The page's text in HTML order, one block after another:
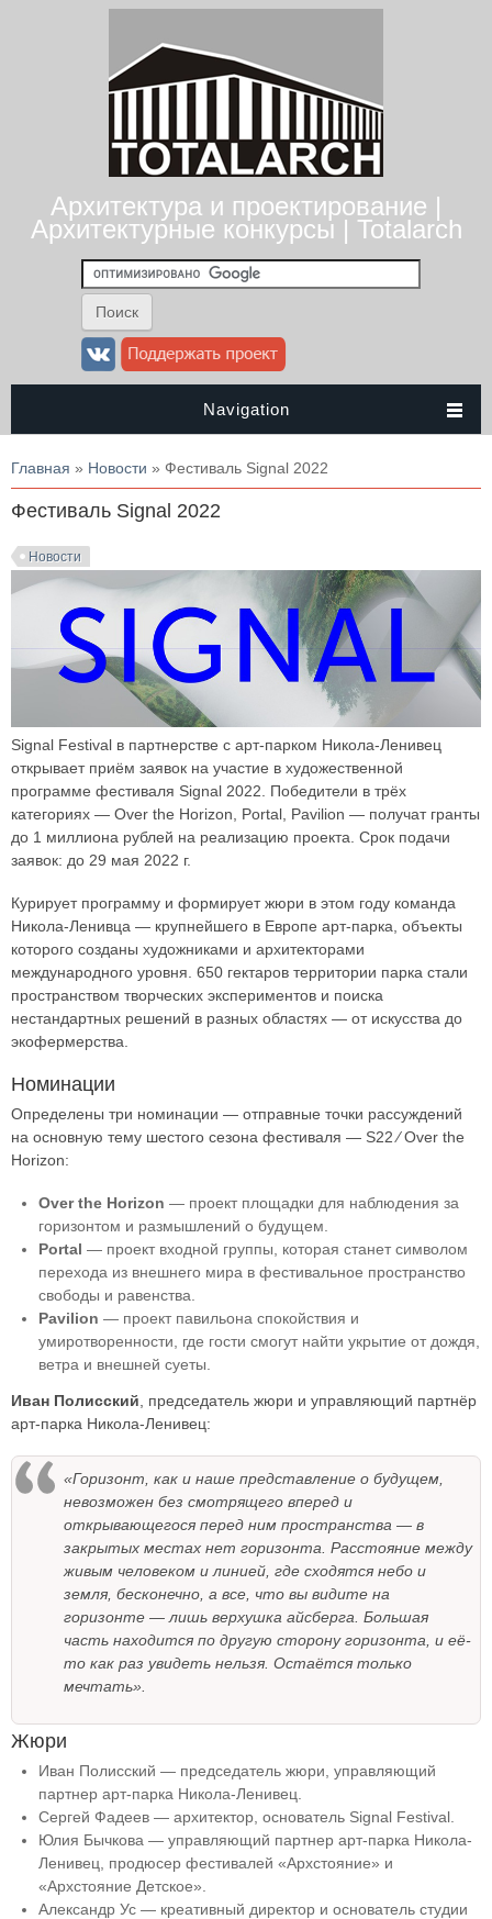
Архитектура и проектирование |
Архитектурные конкурсы | Totalarch
Navigation
Вы здесь
Главная » Новости » Фестиваль Signal 2022
Фестиваль Signal 2022
Новости
Signal Festival в партнерстве с арт-парком Никола-Ленивец
открывает приём заявок на участие в художественной
программе фестиваля Signal 2022. Победители в трёх
категориях — Over the Horizon, Portal, Pavilion — получат гранты
до 1 миллиона рублей на реализацию проекта. Срок подачи
заявок: до 29 мая 2022 г.
Курирует программу и формирует жюри в этом году команда
Никола-Ленивца — крупнейшего в Европе арт-парка, объекты
которого созданы художниками и архитекторами
международного уровня. 650 гектаров территории парка стали
пространством творческих экспериментов и поиска
нестандартных решений в разных областях — от искусства до
экофермерства.
Номинации
Определены три номинации — отправные точки рассуждений
на основную тему шестого сезона фестиваля — S22 ⁄ Over the
Horizon:
Over the Horizon — проект площадки для наблюдения за
горизонтом и размышлений о будущем.
Portal — проект входной группы, которая станет символом
перехода из внешнего мира в фестивальное пространство
свободы и равенства.
Pavilion — проект павильона спокойствия и
умиротворенности, где гости смогут найти укрытие от дождя,
ветра и внешней суеты.
Иван Полисский , председатель жюри и управляющий партнёр
арт-парка Никола-Ленивец:
«Горизонт, как и наше представление о будущем,
невозможен без смотрящего вперед и
открывающегося перед ним пространства — в
закрытых местах нет горизонта. Расстояние между
живым человеком и линией, где сходятся небо и
земля, бесконечно, а все, что вы видите на
горизонте — лишь верхушка айсберга. Большая
часть находится по другую сторону горизонта, и её-
то как раз увидеть нельзя. Остаётся только
мечтать».
Жюри
Иван Полисский — председатель жюри, управляющий
партнер арт-парка Никола-Ленивец.
Сергей Фадеев — архитектор, основатель Signal Festival.
Юлия Бычкова — управляющий партнер арт-парка Никола-
Ленивец, продюсер фестивалей «Архстояние» и
«Архстояние Детское».
Александр Ус — креативный директор и основатель студии